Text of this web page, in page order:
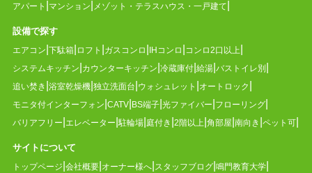
アパート マンション メゾット・テラスハウス・一戸建て
設備で探す
エアコン 下駄箱 ロフト ガスコンロ IHコンロ コンロ2口以上
システムキッチン カウンターキッチン 冷蔵庫付 給湯 バストイレ別
追い焚き 浴室乾燥機 独立洗面台 ウォシュレット オートロック
モニタ付インターフォン CATV BS端子 光ファイバー フローリング
バリアフリー エレベーター 駐輪場 庭付き 2階以上 角部屋 南向き ペット可
サイトについて
トップページ 会社概要 オーナー様へ スタッフブログ 鳴門教育大学